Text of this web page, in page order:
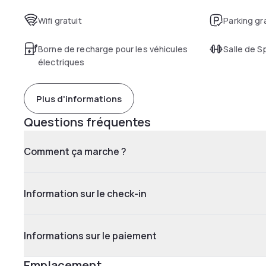
Wifi gratuit Parking
Borne de recharge pour les véhicules
électriques
Salle de
Plus d'informations
Questions fréquentes
Comment ça marche ?
Information sur le check-in
Informations sur le paiement